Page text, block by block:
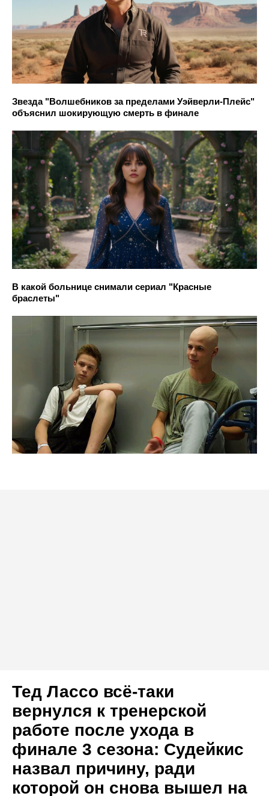
Звезда "Волшебников за пределами Уэйверли-Плейс"
объяснил шокирующую смерть в финале
В какой больнице снимали сериал "Красные
браслеты"
Тед Лассо всё-таки
вернулся к тренерской
работе после ухода в
финале 3 сезона: Судейкис
назвал причину, ради
которой он снова вышел на